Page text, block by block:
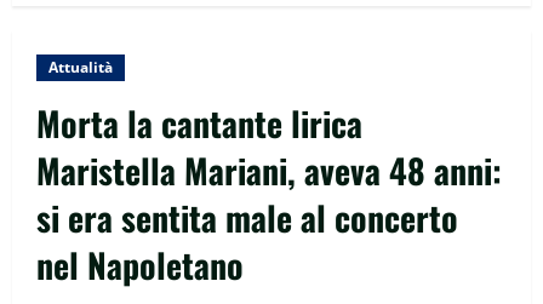
Attualità
Morta la cantante lirica
Maristella Mariani, aveva 48 anni:
si era sentita male al concerto
nel Napoletano